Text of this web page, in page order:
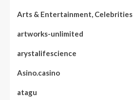
Arts & Entertainment, Celebrities
artworks-unlimited
arystalifescience
Asino.casino
atagu